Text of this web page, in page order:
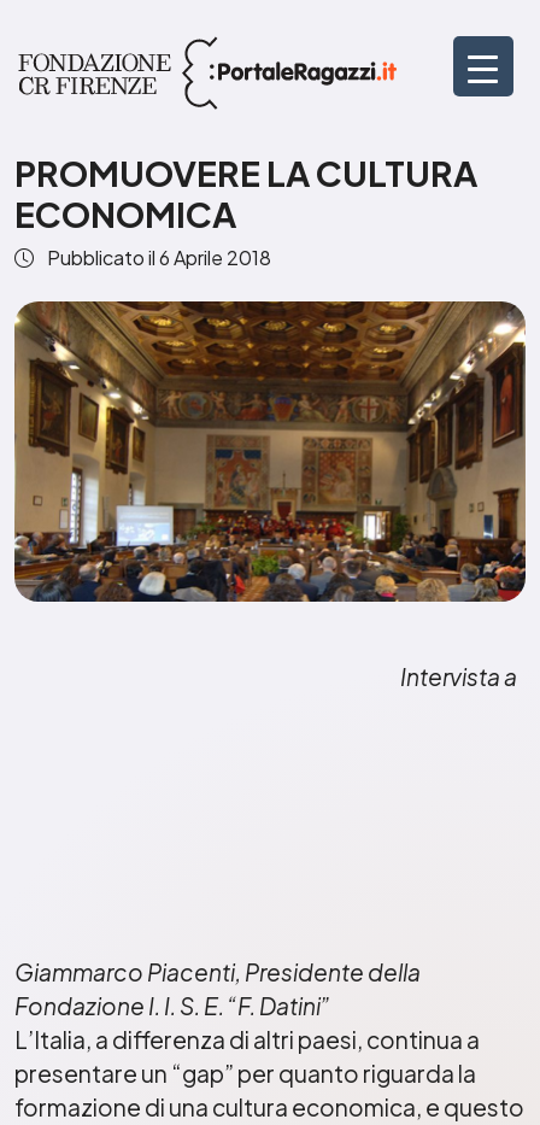
PROMUOVERE LA CULTURA
ECONOMICA
Pubblicato il6 Aprile 2018
Intervista a
Giammarco Piacenti, Presidente della
Fondazione I. I. S. E. “F. Datini”
L’Italia, a differenza di altri paesi, continua a
presentare un “gap” per quanto riguarda la
formazione di una cultura economica, e questo